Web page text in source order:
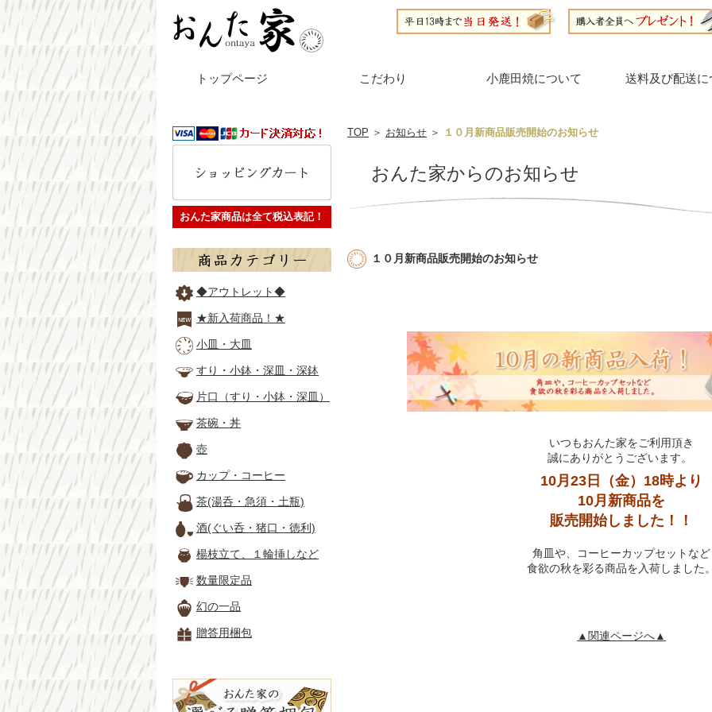
トップページ こだわり 小鹿田焼について 送料及び配送に
TOP ＞ お知らせ ＞ １０月新商品販売開始のお知らせ
おんた家からのお知らせ
１０月新商品販売開始のお知らせ
いつもおんた家をご利用頂き
誠にありがとうございます。
10月23日（金）18時より
10月新商品を
販売開始しました！！
角皿や、コーヒーカップセットなど
食欲の秋を彩る商品を入荷しました
▲関連ページへ▲
おんた家商品は全て税込表記！
◆アウトレット◆
★新入荷商品！★
小皿・大皿
すり・小鉢・深皿・深鉢
片口（すり・小鉢・深皿）
茶碗・丼
壺
カップ・コーヒー
茶(湯呑・急須・土瓶)
酒(ぐい呑・猪口・徳利)
楊枝立て、１輪挿しなど
数量限定品
幻の一品
贈答用梱包